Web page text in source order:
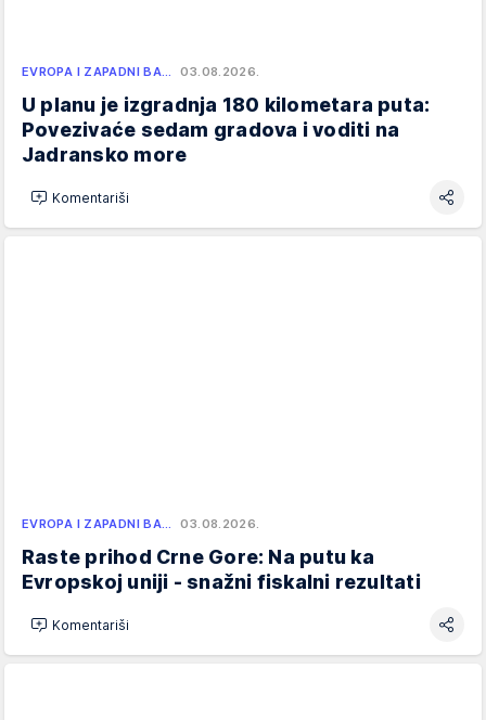
EVROPA I ZAPADNI BA… 03.08.2026.
U planu je izgradnja 180 kilometara puta:
Povezivaće sedam gradova i voditi na
Jadransko more
Komentariši
EVROPA I ZAPADNI BA… 03.08.2026.
Raste prihod Crne Gore: Na putu ka
Evropskoj uniji - snažni fiskalni rezultati
Komentariši